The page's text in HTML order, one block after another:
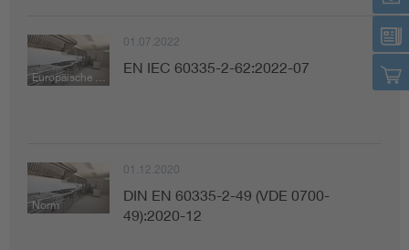
01.07.2022
EN IEC 60335-2-62:2022-07
Norm
01.12.2020
DIN EN 60335-2-49 (VDE 0700-
49):2020-12